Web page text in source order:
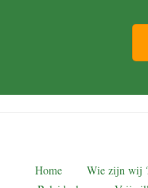
Home Wie zijn wij